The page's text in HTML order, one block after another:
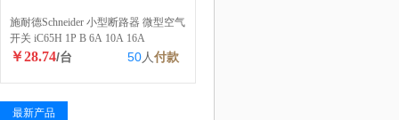
施耐德Schneider 小型断路器 微型空气
开关 iC65H 1P B 6A 10A 16A
￥28.74/台 50人付款
最新产品